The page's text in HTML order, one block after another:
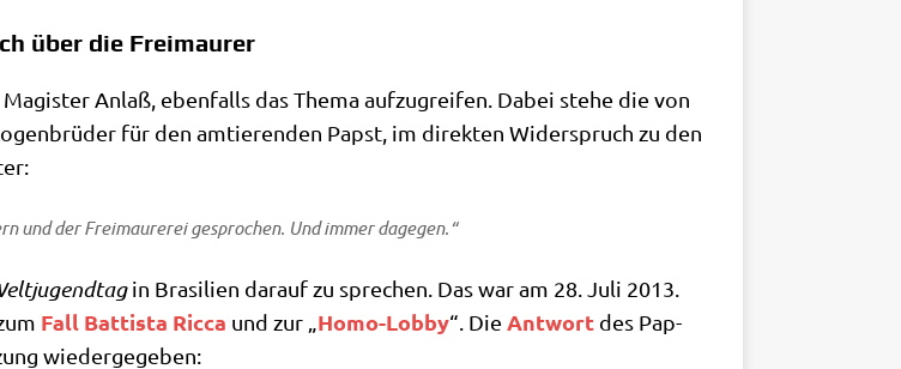
über die Freimaurer
Anlaß, eben­falls das The­ma auf­zu­grei­fen. Dabei ste­he die von
für den amtie­ren­den Papst, im direk­ten Wider­spruch zu den
und der Frei­mau­re­rei gespro­chen. Und immer dagegen.“
in Bra­si­li­en dar­auf zu spre­chen. Das war am 28. Juli 2013.
Fall Bat­ti­sta Ric­ca und zur „ Homo-Lob­by“. Die Ant­wort des Pap­
wiedergegeben: